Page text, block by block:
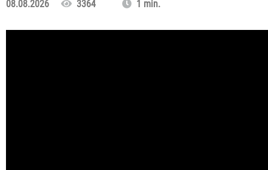
08.08.2026 3364 1 min.